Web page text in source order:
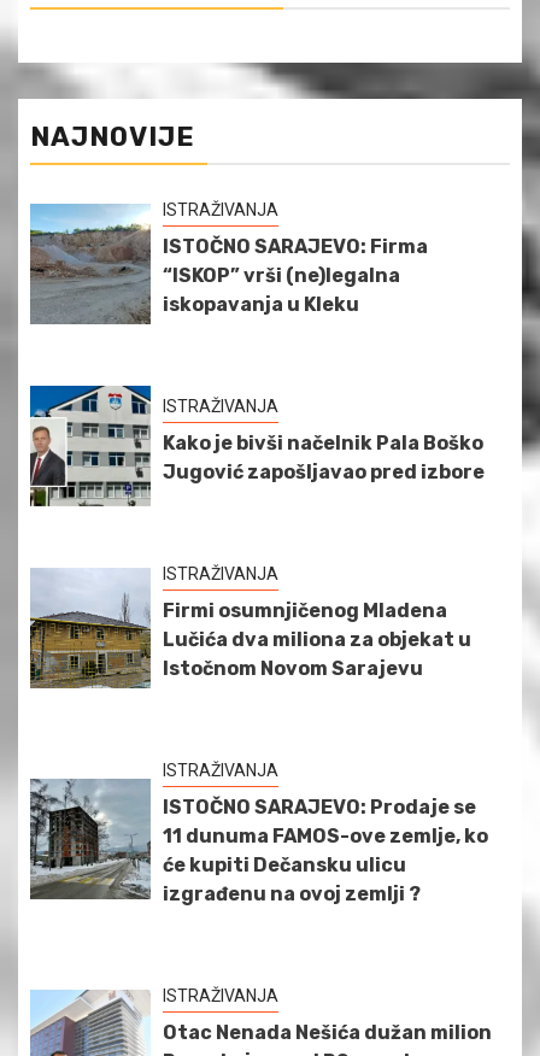
NAJNOVIJE
ISTRAŽIVANJA
ISTOČNO SARAJEVO: Firma
“ISKOP” vrši (ne)legalna
iskopavanja u Kleku
ISTRAŽIVANJA
Kako je bivši načelnik Pala Boško
Jugović zapošljavao pred izbore
ISTRAŽIVANJA
Firmi osumnjičenog Mladena
Lučića dva miliona za objekat u
Istočnom Novom Sarajevu
ISTRAŽIVANJA
ISTOČNO SARAJEVO: Prodaje se
11 dunuma FAMOS-ove zemlje, ko
će kupiti Dečansku ulicu
izgrađenu na ovoj zemlji ?
ISTRAŽIVANJA
Otac Nenada Nešića dužan milion